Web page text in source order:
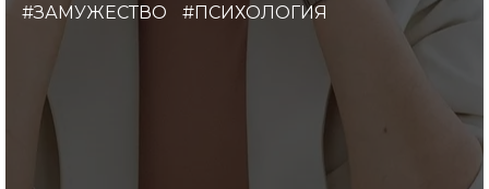
#ЗАМУЖЕСТВО #ПСИХОЛОГИЯ